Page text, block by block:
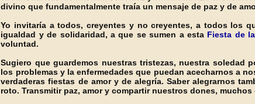
divino que fundamentalmente traía un mensaje de paz y de
Yo invitaría a todos, creyentes y no creyentes, a todos los
igualdad y de solidaridad, a que se sumen a esta Fiesta de
voluntad.
Sugiero que guardemos nuestras tristezas, nuestra
los problemas y la enfermedades que puedan acecharnos a
verdaderas fiestas de amor y de alegría. Saber alegrarnos
roto. Transmitir paz, amor y compartir nuestros dones,